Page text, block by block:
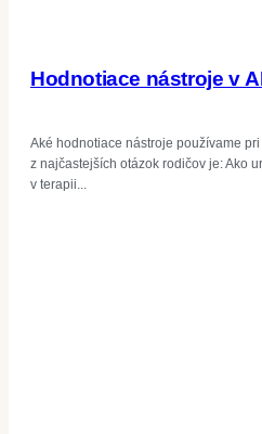
Hodnotiace nástroje v
Aké hodnotiace nástroje používame
z najčastejších otázok rodičov je: Ako
v terapii...